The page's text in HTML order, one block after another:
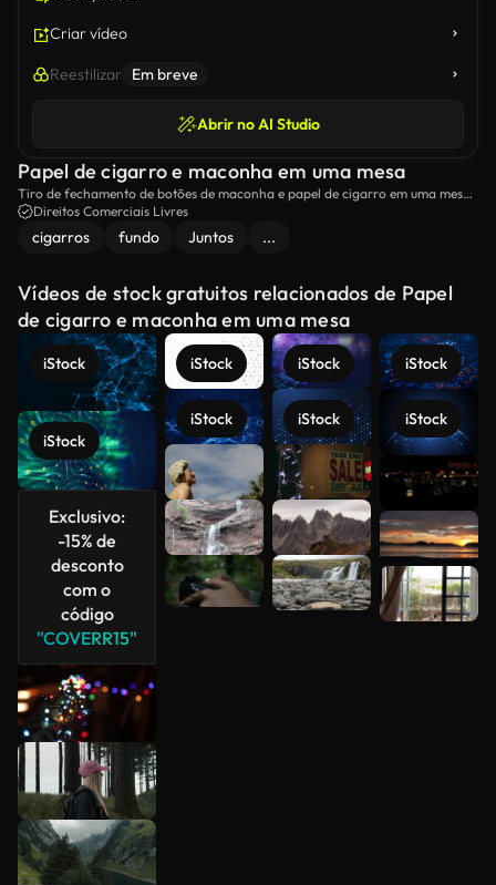
Criar vídeo
Reestilizar Em breve
Abrir no AI Studio
Papel de cigarro e maconha em uma mesa
Tiro de fechamento de botões de maconha e papel de cigarro em uma mesa
com um homem moendo ervas daninhas em segundo plano.
Direitos Comerciais Livres
cigarros fundo Juntos ...
Vídeos de stock gratuitos relacionados de Papel
de cigarro e maconha em uma mesa
iStock
iStock
Exclusivo:
-15% de
desconto
com o
código
"COVERR15"
iStock
iStock
iStock
iStock
iStock
iStock
Veja mais